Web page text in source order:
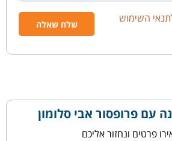
השימוש
עם פרופסור אבי סלומון
פרטים ונחזור אליכם